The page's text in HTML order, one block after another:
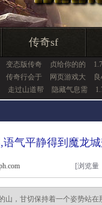
传奇sf
变态版传奇 贞给你的的
传奇行会于 网页游戏大
走过山道帮 隐藏气息需
语气平静得到魔龙
[浏览量
山，甘切保持着一个姿势站